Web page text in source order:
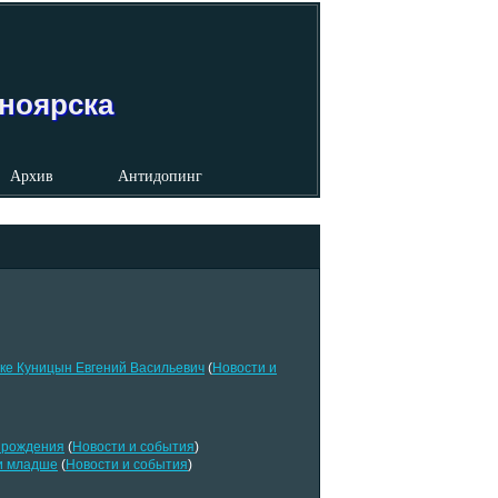
Архив Антидопинг
Куницын Евгений Васильевич (Новости и
рождения (Новости и события)
младше (Новости и события)